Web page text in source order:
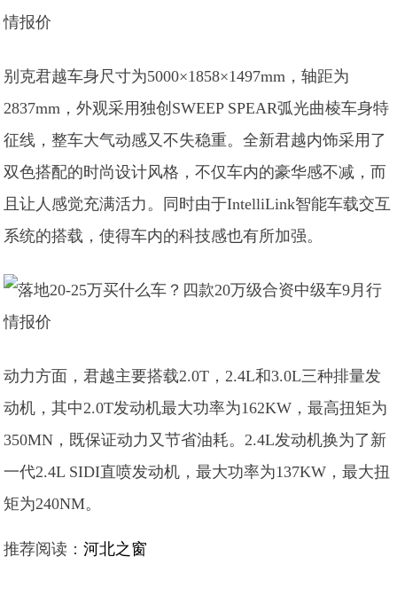
别克君越车身尺寸为5000×1858×1497mm，轴距为
2837mm，外观采用独创SWEEP SPEAR弧光曲棱车身特
征线，整车大气动感又不失稳重。全新君越内饰采用了
双色搭配的时尚设计风格，不仅车内的豪华感不减，而
且让人感觉充满活力。同时由于IntelliLink智能车载交互
系统的搭载，使得车内的科技感也有所加强。
动力方面，君越主要搭载2.0T，2.4L和3.0L三种排量发
动机，其中2.0T发动机最大功率为162KW，最高扭矩为
350MN，既保证动力又节省油耗。2.4L发动机换为了新
一代2.4L SIDI直喷发动机，最大功率为137KW，最大扭
矩为240NM。
推荐阅读：河北之窗